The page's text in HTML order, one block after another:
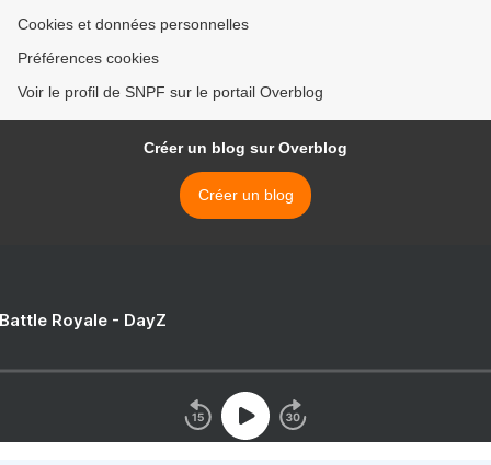
Cookies et données personnelles
Préférences cookies
Voir le profil de SNPF sur le portail Overblog
Créer un blog sur Overblog
Créer un blog
Royale - DayZ